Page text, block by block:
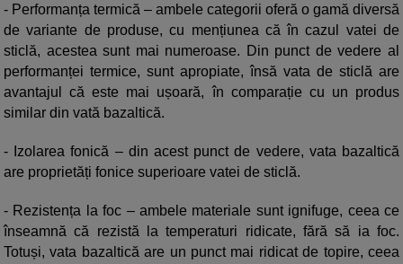
- Performanța termică – ambele categorii oferă o gamă diversă
de variante de produse, cu mențiunea că în cazul vatei de
sticlă, acestea sunt mai numeroase. Din punct de vedere al
performanței termice, sunt apropiate, însă vata de sticlă are
avantajul că este mai ușoară, în comparație cu un produs
similar din vată bazaltică.
- Izolarea fonică – din acest punct de vedere, vata bazaltică
are proprietăți fonice superioare vatei de sticlă.
- Rezistența la foc – ambele materiale sunt ignifuge, ceea ce
înseamnă că rezistă la temperaturi ridicate, fără să ia foc.
Totuși, vata bazaltică are un punct mai ridicat de topire, ceea